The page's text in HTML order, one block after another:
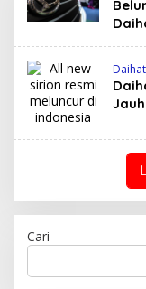
Cari